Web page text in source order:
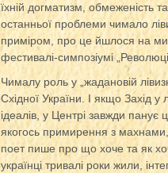
їхній догматизм, обмеженість
останньої проблеми чимало
приміром, про це йшлося на
фестивалі-симпозіумі
Чималу роль у „жадановій
Східної України. І якщо Захід у
ідеалів, у Центрі завжди
якогось примирення з
поет пише про що хоче та як
українці тривалі роки жили,